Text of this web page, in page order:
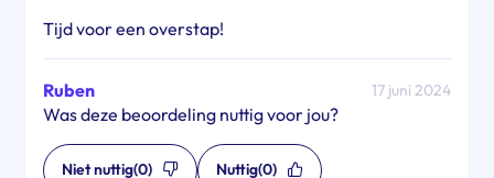
Tijd voor een overstap!
Ruben 17 juni 2024
Was deze beoordeling nuttig voor jou?
Niet nuttig(0) Nuttig(0)